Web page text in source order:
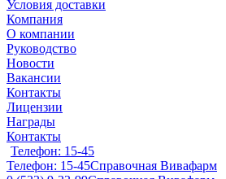
Условия доставки
Компания
О компании
Руководство
Новости
Вакансии
Контакты
Лицензии
Награды
Контакты
Телефон: 15-45
Телефон: 15-45Справочная Вивафарм